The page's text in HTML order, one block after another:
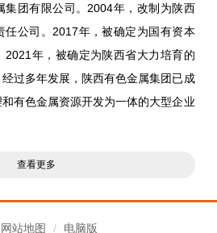
集团有限公司。2004年，改制为陕西
任公司。2017年，被确定为国有资本
2021年，被确定为陕西省大力培育的
过多年发展，陕西有色金属集团已成
有色金属资源开发为一体的大型企业
查看更多
网站地图 / 电脑版